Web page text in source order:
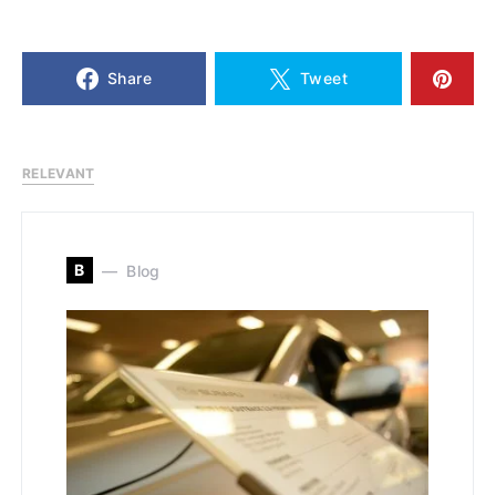
Share Tweet
RELEVANT
B Blog